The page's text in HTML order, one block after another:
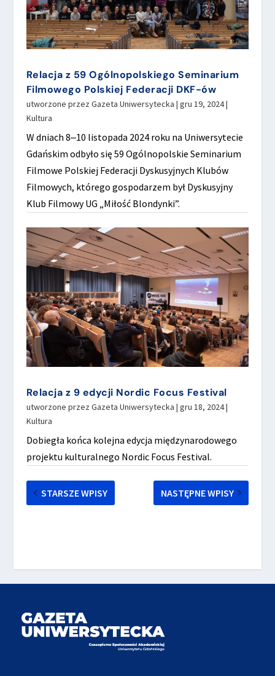
Relacja z 59 Ogólnopolskiego Seminarium
Filmowego Polskiej Federacji DKF-ów
utworzone przez Gazeta Uniwersytecka | gru 19, 2024|
Kultura
W dniach 8‒10 listopada 2024 roku na Uniwersytecie
Gdańskim odbyło się 59 Ogólnopolskie Seminarium
Filmowe Polskiej Federacji Dyskusyjnych Klubów
Filmowych, którego gospodarzem był Dyskusyjny
Klub Filmowy UG „Miłość Blondynki”.
Relacja z 9 edycji Nordic Focus Festival
utworzone przez Gazeta Uniwersytecka | gru 18, 2024|
Kultura
Dobiegła końca kolejna edycja międzynarodowego
projektu kulturalnego Nordic Focus Festival.
STARSZE WPISY NASTĘPNE WPISY